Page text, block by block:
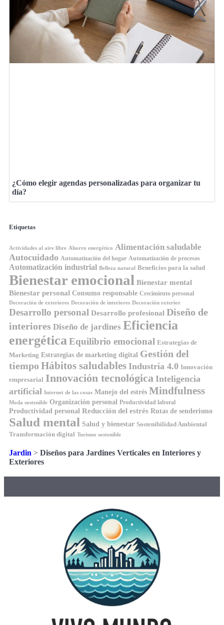
¿Cómo elegir agendas personalizadas para organizar tu
día?
Etiquetas
Actividades al aire libre Ahorro energético Alimentación saludable
Autocuidado Automatización del hogar Automatización de procesos
Automatización industrial Belleza natural Beneficios para la salud
Bienestar emocional Bienestar mental
Bienestar personal Consumo responsable Crecimiento personal
Decoración de exteriores Decoración de interiores Decoración exterior
Desarrollo personal Desarrollo profesional Diseño de
interiores Diseño de jardines Eficiencia
energéticaEquilibrio emocional Estrategias de
Marketing Estrategias de marketing digital Gestión del
tiempo Hábitos saludables Industria 4.0 Innovación
empresarial Innovación tecnológica Inteligencia
artificial Internet de las cosas Manejo del estrés Mindfulness
Moda sostenible Organización personal Productividad laboral
Productividad personal Reducción del estrés Rutas de senderismo
Salud mental Salud y bienestar Sostenibilidad Ambiental
Transformación digital Turismo sostenible
Jardin > Diseños para Jardines Verticales en Interiores y
Exteriores